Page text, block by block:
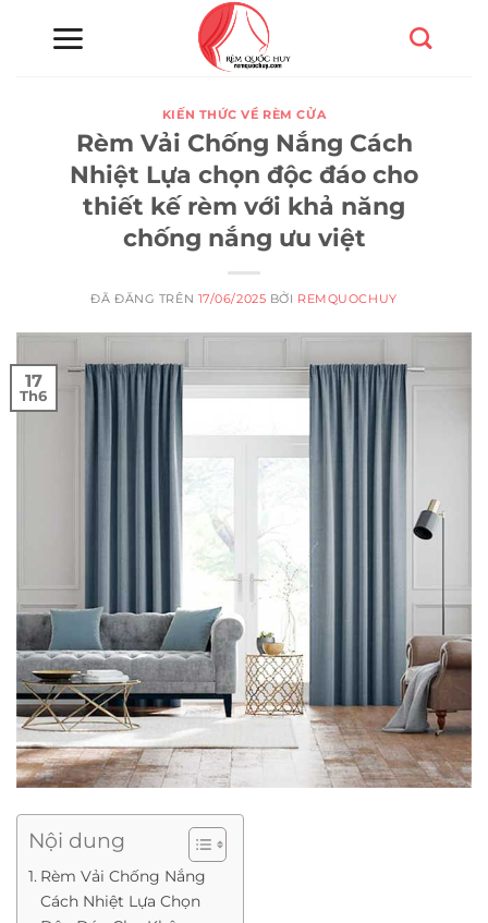
KIẾN THỨC VỀ RÈM CỬA
Rèm Vải Chống Nắng Cách
Nhiệt Lựa chọn độc đáo cho
thiết kế rèm với khả năng
chống nắng ưu việt
ĐÃ ĐĂNG TRÊN 17/06/2025 BỞI REMQUOCHUY
17
Th6
Nội dung
Rèm Vải Chống Nắng
Cách Nhiệt Lựa Chọn